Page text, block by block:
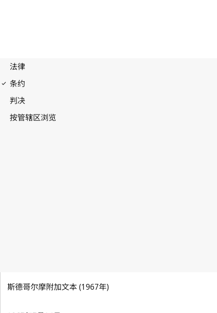
斯德哥尔摩附加文本 (1967年)